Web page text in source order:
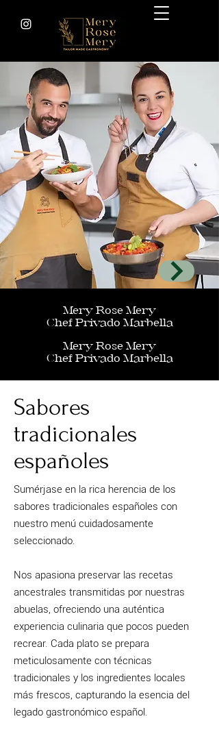
Mery Rose Mery
Chef Privado Marbella
Mery Rose Mery
Chef Privado Marbella
Sabores
tradicionales
españoles
Sumérjase en la rica herencia de los
sabores tradicionales españoles con
nuestro menú cuidadosamente
seleccionado.
Nos apasiona preservar las recetas
ancestrales transmitidas por nuestras
abuelas, ofreciendo una auténtica
experiencia culinaria que pocos pueden
recrear. Cada plato se prepara
meticulosamente con técnicas
tradicionales y los ingredientes locales
más frescos, capturando la esencia del
legado gastronómico español.